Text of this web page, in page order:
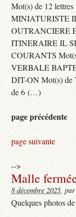
Mot(s) de 12
MINIATURISTE
OUTRANCIERE
ITINERAIRE IL
COURANTS
VERBALE
DIT-ON Mot(s)
de 6 (…)
page précédente
page suivante
-->
Malle
8 décembre 2025,
Quelques photos